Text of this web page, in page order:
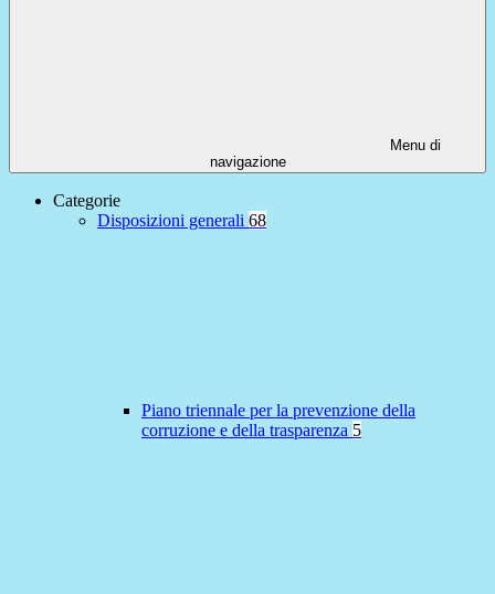
Menu di
navigazione
Categorie
Disposizioni generali 68
Piano triennale per la prevenzione della
corruzione e della trasparenza 5